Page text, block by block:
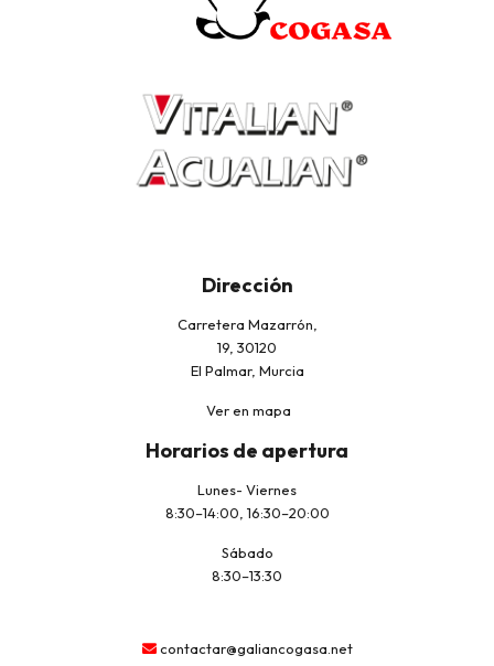
Dirección
Carretera Mazarrón,
19, 30120
El Palmar, Murcia
Ver en mapa
Horarios de apertura
Lunes- Viernes
8:30–14:00, 16:30–20:00
Sábado
8:30–13:30
contactar@galiancogasa.net